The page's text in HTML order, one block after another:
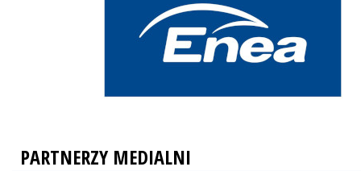
PARTNERZY MEDIALNI